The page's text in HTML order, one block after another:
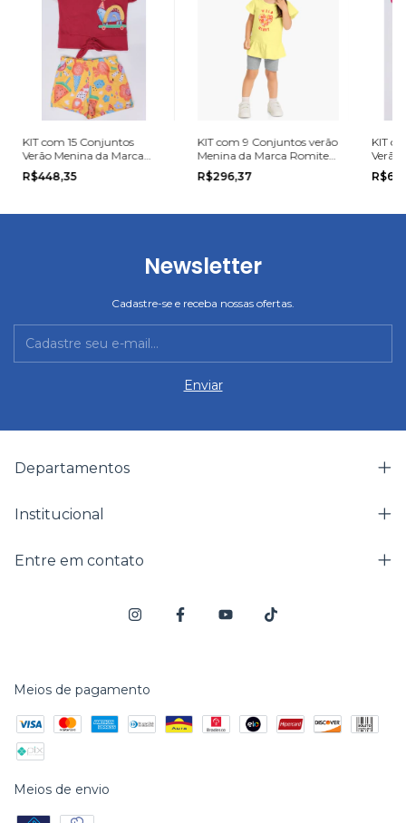
KIT com 15 Conjuntos
Verão Menina da Marca
Elian na grade do 1 ao 3.
R$448,35
KIT com 9 Conjuntos verão
Menina da Marca Romitex
na grade do 1 ao 3.
R$296,37
KIT
Verão
Elian
Newsletter
Cadastre-se e receba nossas ofertas.
Departamentos
Institucional
Entre em contato
Meios de pagamento
Meios de envio